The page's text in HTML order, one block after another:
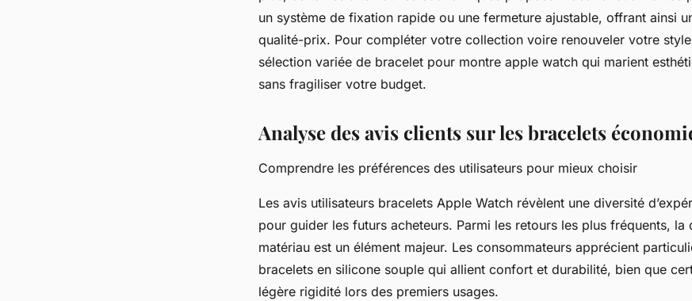
un système de fixation rapide ou une fermeture ajustable, offrant ainsi
qualité-prix. Pour compléter votre collection voire renouveler votre
sélection variée de bracelet pour montre apple watch qui marient
sans fragiliser votre budget.
Analyse des avis clients sur les bracelets
Comprendre les préférences des utilisateurs pour mieux choisir
Les avis utilisateurs bracelets Apple Watch révèlent une diversité
pour guider les futurs acheteurs. Parmi les retours les plus fréquents, la
matériau est un élément majeur. Les consommateurs apprécient
bracelets en silicone souple qui allient confort et durabilité, bien que
légère rigidité lors des premiers usages.